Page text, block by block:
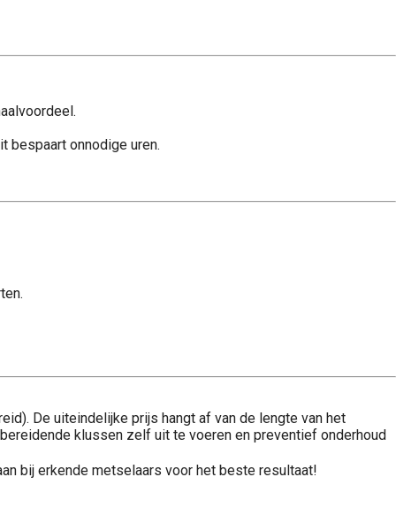
bespaart onnodige uren.
De uiteindelijke prijs hangt af van de lengte van het
klussen zelf uit te voeren en preventief onderhoud
bij erkende metselaars voor het beste resultaat!